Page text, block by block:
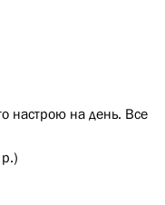
настрою на день. Все